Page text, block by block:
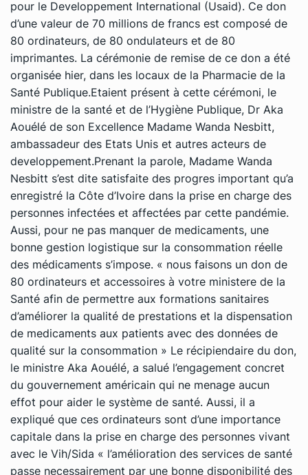
pour le Developpement International (Usaid). Ce don
d’une valeur de 70 millions de francs est composé de
80 ordinateurs, de 80 ondulateurs et de 80
imprimantes. La cérémonie de remise de ce don a été
organisée hier, dans les locaux de la Pharmacie de la
Santé Publique.Etaient présent à cette cérémoni, le
ministre de la santé et de l’Hygiène Publique, Dr Aka
Aouélé de son Excellence Madame Wanda Nesbitt,
ambassadeur des Etats Unis et autres acteurs de
developpement.Prenant la parole, Madame Wanda
Nesbitt s’est dite satisfaite des progres important qu’a
enregistré la Côte d’Ivoire dans la prise en charge des
personnes infectées et affectées par cette pandémie.
Aussi, pour ne pas manquer de medicaments, une
bonne gestion logistique sur la consommation réelle
des médicaments s’impose. « nous faisons un don de
80 ordinateurs et accessoires à votre ministere de la
Santé afin de permettre aux formations sanitaires
d’améliorer la qualité de prestations et la dispensation
de medicaments aux patients avec des données de
qualité sur la consommation » Le récipiendaire du don,
le ministre Aka Aouélé, a salué l’engagement concret
du gouvernement américain qui ne menage aucun
effot pour aider le système de santé. Aussi, il a
expliqué que ces ordinateurs sont d’une importance
capitale dans la prise en charge des personnes vivant
avec le Vih/Sida « l’amélioration des services de santé
passe necessairement par une bonne disponibilité des